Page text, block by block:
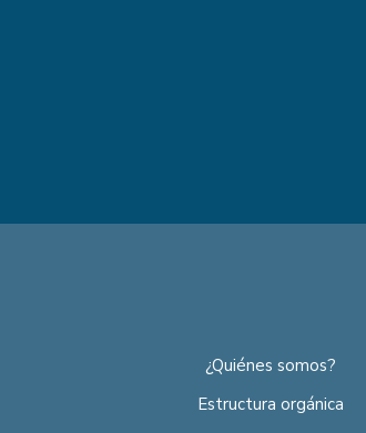
¿Quiénes somos?
Estructura orgánica